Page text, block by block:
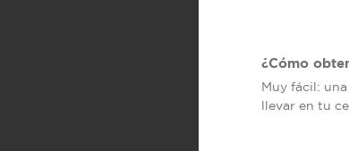
¿Cómo
Muy fácil:
llevar en tu